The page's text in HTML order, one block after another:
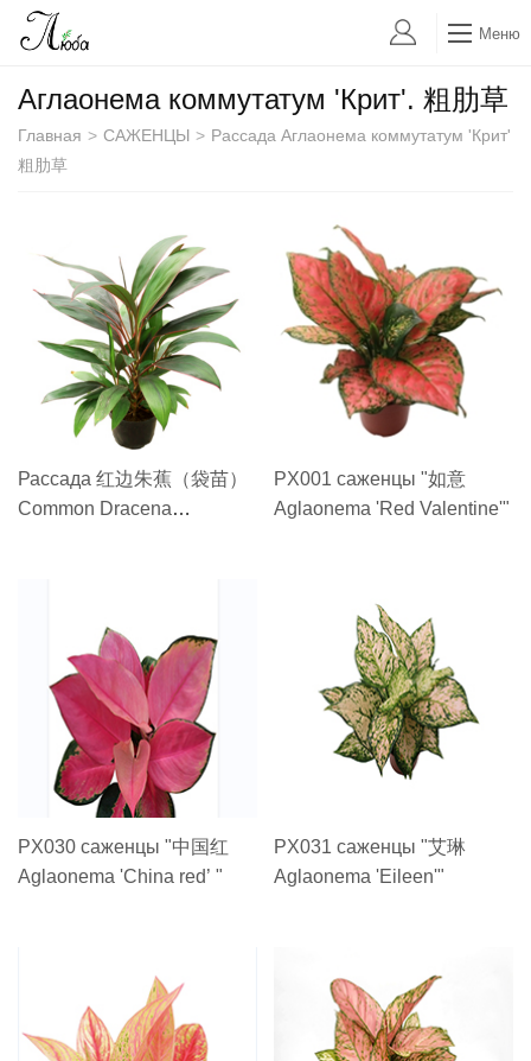
Меню
Аглаонема коммутатум 'Крит'. 粗肋草
Главная > САЖЕНЦЫ > Рассада Аглаонема коммутатум 'Крит'
粗肋草
Рассада 红边朱蕉（袋苗）
Common Dracena
PX001 саженцы "如意
Aglaonema 'Red Valentine'"
PX030 саженцы "中国红
Aglaonema 'China red’ "
PX031 саженцы "艾琳
Aglaonema 'Eileen'"